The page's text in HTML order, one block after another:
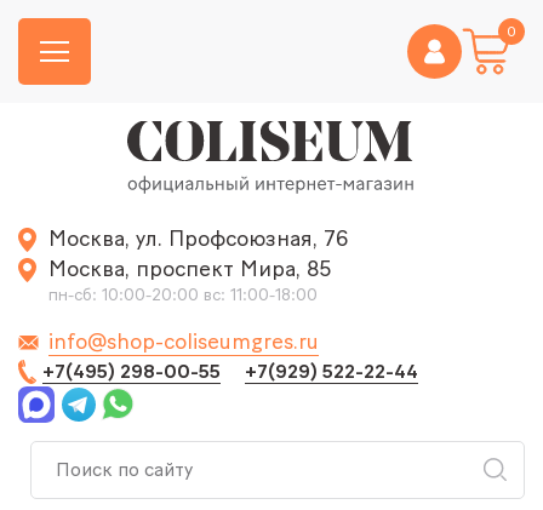
0
Москва, ул. Профсоюзная, 76
Москва, проспект Мира, 85
пн-сб: 10:00-20:00 вс: 11:00-18:00
info@shop-coliseumgres.ru
+7(495) 298-00-55 +7(929) 522-22-44